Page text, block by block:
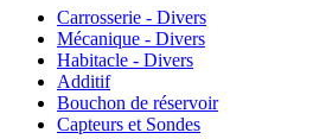
Carrosserie - Divers
Mécanique - Divers
Habitacle - Divers
Additif
Bouchon de réservoir
Capteurs et Sondes